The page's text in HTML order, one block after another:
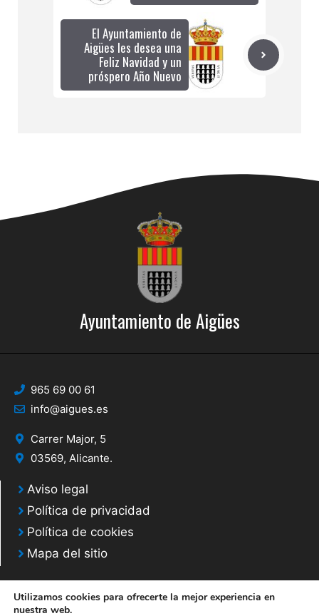
El Ayuntamiento de
Aigües les desea una
Feliz Navidad y un
próspero Año Nuevo
Ayuntamiento de Aigües
965 69 00 61
info@aigues.es
Carrer Major, 5
03569, Alicante.
Aviso legal
Política de privacidad
Política de cookies
Mapa del sitio
Utilizamos cookies para ofrecerte la mejor experiencia en
nuestra web.